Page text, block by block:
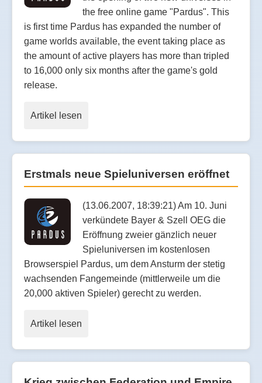
the free online game "Pardus". This
is first time Pardus has expanded the number of
game worlds available, the event taking place as
the amount of active players has more than tripled
to 16,000 only six months after the game's gold
release.
Artikel lesen
Erstmals neue Spieluniversen eröffnet
(13.06.2007, 18:39:21) Am 10. Juni
verkündete Bayer & Szell OEG die
Eröffnung zweier gänzlich neuer
Spieluniversen im kostenlosen
Browserspiel Pardus, um dem Ansturm der stetig
wachsenden Fangemeinde (mittlerweile um die
20,000 aktiven Spieler) gerecht zu werden.
Artikel lesen